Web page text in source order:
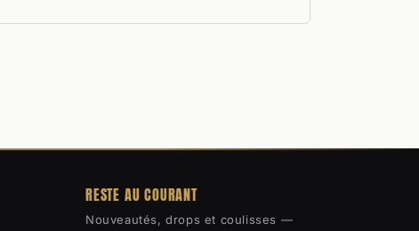
RESTE AU COURANT
Nouveautés, drops et coulisses —